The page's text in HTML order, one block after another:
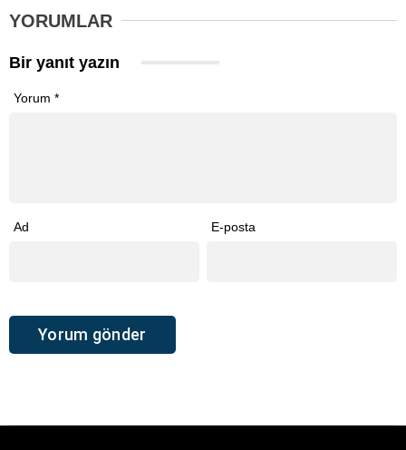
YORUMLAR
Bir yanıt yazın
Yorum *
Ad E-posta